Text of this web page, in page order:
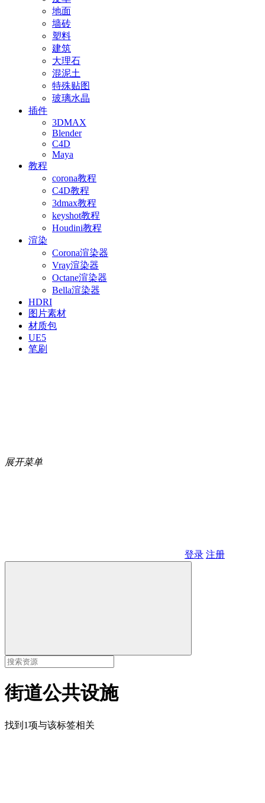
地面
墙砖
塑料
建筑
大理石
混泥土
特殊贴图
玻璃水晶
插件
3DMAX
Blender
C4D
Maya
教程
corona教程
C4D教程
3dmax教程
keyshot教程
Houdini教程
渲染
Corona渲染器
Vray渲染器
Octane渲染器
Bella渲染器
HDRI
图片素材
材质包
UE5
笔刷
展开菜单
登录 注册
街道公共设施
找到1项与该标签相关